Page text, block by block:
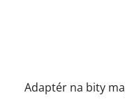
Adaptér na bity